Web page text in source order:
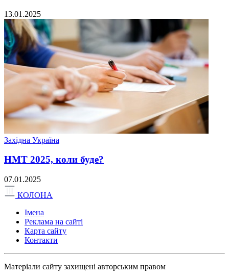
13.01.2025
Західна Україна
НМТ 2025, коли буде?
07.01.2025
КОЛОНА
Імена
Реклама на сайті
Карта сайту
Контакти
Матеріали сайту захищені авторським правом